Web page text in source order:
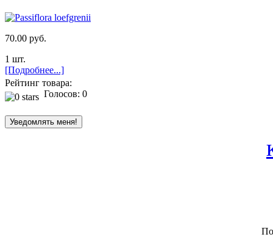
70.00 руб.
1 шт.
[Подробнее...]
Рейтинг товара:
Голосов: 0